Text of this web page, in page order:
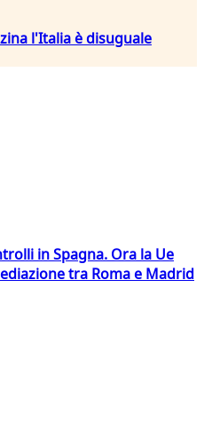
l'Italia è disuguale
in Spagna. Ora la Ue
tra Roma e Madrid